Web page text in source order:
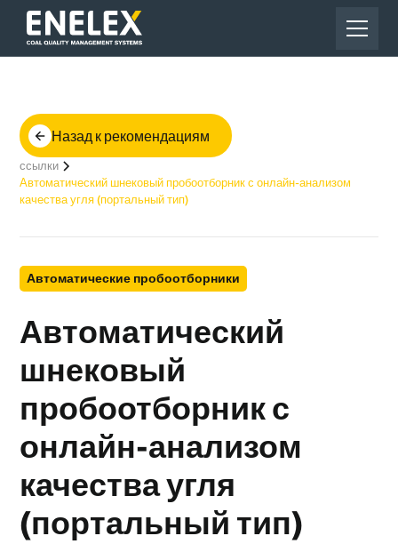
Назад к рекомендациям
ссылки
Автоматический шнековый пробоотборник с онлайн-анализом
качества угля (портальный тип)
Автоматические пробоотборники
Автоматический
шнековый
пробоотборник с
онлайн-анализом
качества угля
(портальный тип)